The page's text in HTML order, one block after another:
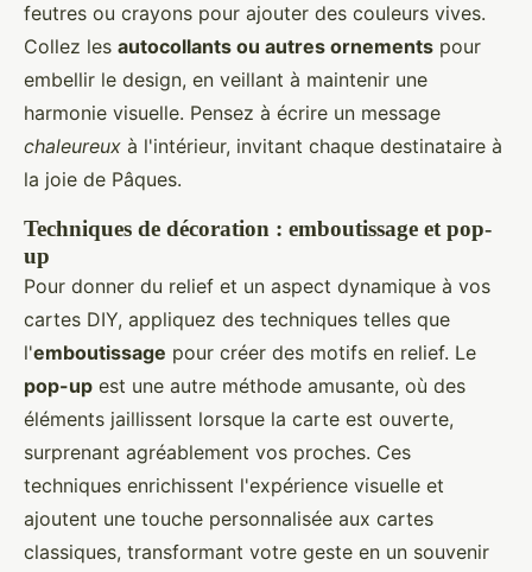
feutres ou crayons pour ajouter des couleurs vives.
Collez les autocollants ou autres ornements pour
embellir le design, en veillant à maintenir une
harmonie visuelle. Pensez à écrire un message
chaleureux à l'intérieur, invitant chaque destinataire à
la joie de Pâques.
Techniques de décoration : emboutissage et pop-
up
Pour donner du relief et un aspect dynamique à vos
cartes DIY, appliquez des techniques telles que
l'emboutissage pour créer des motifs en relief. Le
pop-up est une autre méthode amusante, où des
éléments jaillissent lorsque la carte est ouverte,
surprenant agréablement vos proches. Ces
techniques enrichissent l'expérience visuelle et
ajoutent une touche personnalisée aux cartes
classiques, transformant votre geste en un souvenir